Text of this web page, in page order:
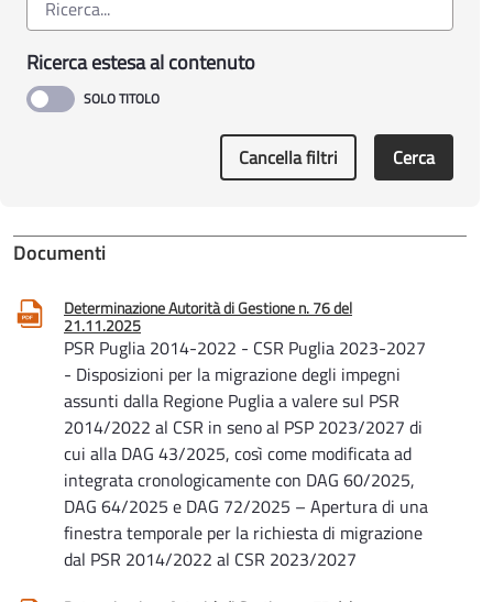
Ricerca estesa al contenuto
Cancella filtri Cerca
Documenti
Determinazione Autorità di Gestione n. 76 del
21.11.2025
PSR Puglia 2014-2022 - CSR Puglia 2023-2027
- Disposizioni per la migrazione degli impegni
assunti dalla Regione Puglia a valere sul PSR
2014/2022 al CSR in seno al PSP 2023/2027 di
cui alla DAG 43/2025, così come modificata ad
integrata cronologicamente con DAG 60/2025,
DAG 64/2025 e DAG 72/2025 – Apertura di una
finestra temporale per la richiesta di migrazione
dal PSR 2014/2022 al CSR 2023/2027